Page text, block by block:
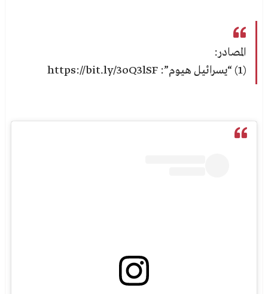
المصادر:
(1) “يسرائيل هيوم”: https://bit.ly/3oQ3lSF